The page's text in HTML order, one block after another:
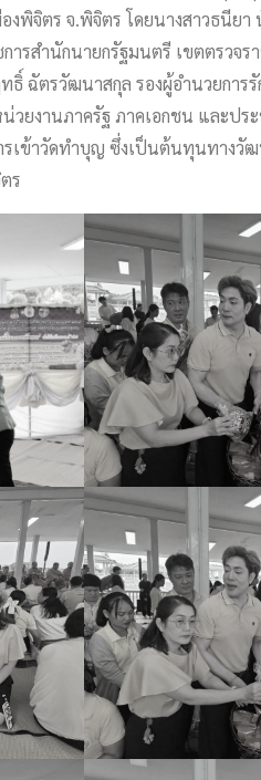
พิจิตร จ.พิจิตร โดยนางสาวธนียา
รสำนักนายกรัฐมนตรี เขตตรวจร
ธิ์ ฉัตรวัฒนาสกุล รองผู้อำนวยการ
ยงานภาครัฐ ภาคเอกชน และประ
ข้าวัดทำบุญ ซึ่งเป็นต้นทุนทางวั
ร